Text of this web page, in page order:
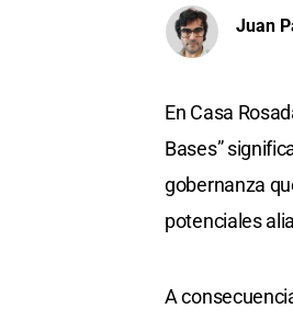
Juan
En Casa
Bases”
gobernanza
potenciales
A